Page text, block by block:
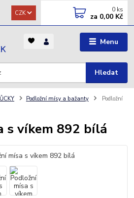
Menu
CZK
Hledat
0 ks
za 0,00 Kč
Podložní mísy a bažanty
Podložní
s víkem 892 bílá